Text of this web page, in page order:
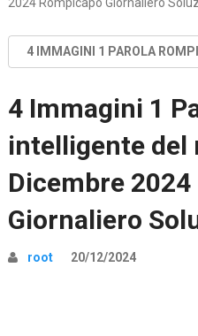
2024 Rompicapo Giornaliero
4 IMMAGINI 1 PAROLA
4 Immagini 1
intelligente del
Dicembre
Giornaliero
root 20/12/2024